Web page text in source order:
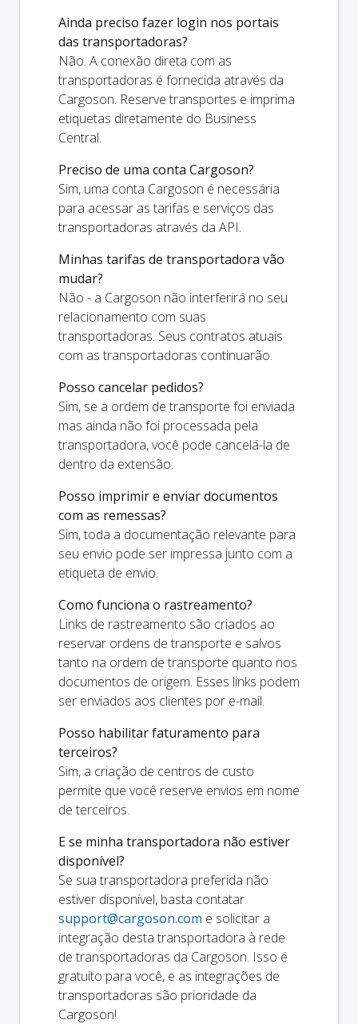
Ainda preciso fazer login nos portais
das transportadoras?
Não. A conexão direta com as
transportadoras é fornecida através da
Cargoson. Reserve transportes e imprima
etiquetas diretamente do Business
Central.
Preciso de uma conta Cargoson?
Sim, uma conta Cargoson é necessária
para acessar as tarifas e serviços das
transportadoras através da API.
Minhas tarifas de transportadora vão
mudar?
Não - a Cargoson não interferirá no seu
relacionamento com suas
transportadoras. Seus contratos atuais
com as transportadoras continuarão.
Posso cancelar pedidos?
Sim, se a ordem de transporte foi enviada
mas ainda não foi processada pela
transportadora, você pode cancelá-la de
dentro da extensão.
Posso imprimir e enviar documentos
com as remessas?
Sim, toda a documentação relevante para
seu envio pode ser impressa junto com a
etiqueta de envio.
Como funciona o rastreamento?
Links de rastreamento são criados ao
reservar ordens de transporte e salvos
tanto na ordem de transporte quanto nos
documentos de origem. Esses links podem
ser enviados aos clientes por e-mail.
Posso habilitar faturamento para
terceiros?
Sim, a criação de centros de custo
permite que você reserve envios em nome
de terceiros.
E se minha transportadora não estiver
disponível?
Se sua transportadora preferida não
estiver disponível, basta contatar
support@cargoson.com e solicitar a
integração desta transportadora à rede
de transportadoras da Cargoson. Isso é
gratuito para você, e as integrações de
transportadoras são prioridade da
Cargoson!